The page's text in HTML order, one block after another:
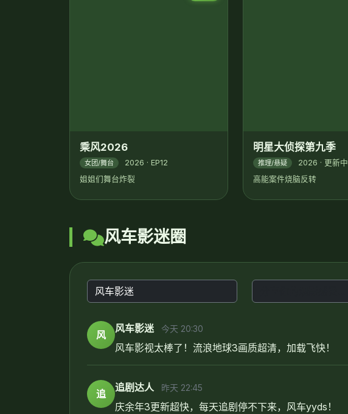
乘风2026
女团/舞台
2026 · EP12
姐姐们舞台炸裂
明星大侦探第九季
推理/悬疑
2026 · 更新中
高能案件烧脑反转
风车影迷圈
风
风车影迷 今天 20:30
风车影视太棒了！流浪地球3画质超清，加载飞快！
追
追剧达人 昨天 22:45
庆余年3更新超快，每天追剧停不下来，风车yyds！